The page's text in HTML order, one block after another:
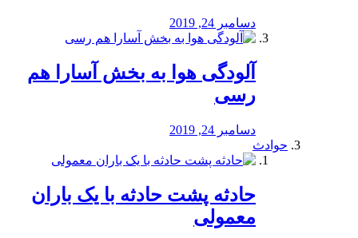
دسامبر 24, 2019
آلودگی هوا به بخش آسارا هم
رسی
دسامبر 24, 2019
حوادث
️حادثه پشت حادثه با یک باران
معمولی